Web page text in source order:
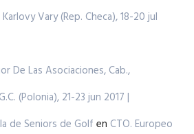
Vary (Rep. Checa), 18-20 jul
De Las Asociaciones, Cab.,
(Polonia), 21-23 jun 2017 |
de Seniors de Golf en CTO. Europeo